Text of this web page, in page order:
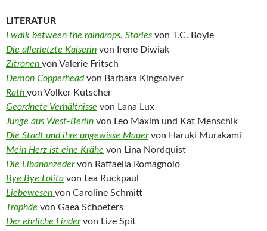
LITERATUR
I walk between the raindrops. Stories von T.C. Boyle
Die allerletzte Kaiserin von Irene Diwiak
Zitronen von Valerie Fritsch
Demon Copperheadvon Barbara Kingsolver
Rath von Volker Kutscher
Geordnete Verhältnisse von Lana Lux
Junge aus West-Berlin von Leo Maxim und Kat Menschik
Die Stadt und ihre ungewisse Mauervon Haruki Murakami
Mein Herz ist eine Krähe von Lina Nordquist
Die Libanonzedervon Raffaella Romagnolo
Bye Bye Lolita von Lea Ruckpaul
Liebewesen von Caroline Schmitt
Trophäe von Gaea Schoeters
Der ehrliche Findervon Lize Spit